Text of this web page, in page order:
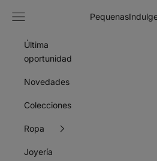
Navigation menu
Última
oportunidad
Novedades
Colecciones
Ropa
Joyería